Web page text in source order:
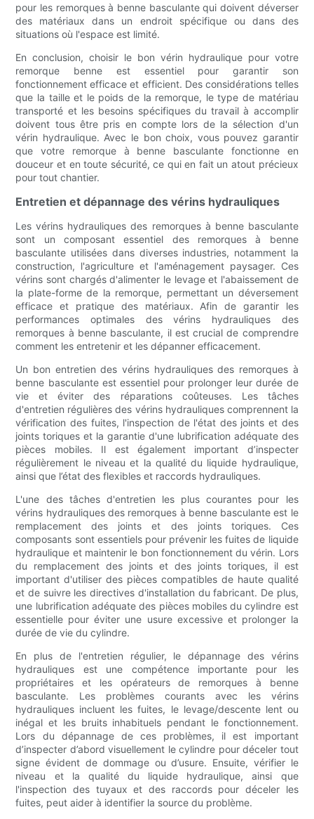
pour les remorques à benne basculante qui doivent déverser
des matériaux dans un endroit spécifique ou dans des
situations où l'espace est limité.
En conclusion, choisir le bon vérin hydraulique pour votre
remorque benne est essentiel pour garantir son
fonctionnement efficace et efficient. Des considérations telles
que la taille et le poids de la remorque, le type de matériau
transporté et les besoins spécifiques du travail à accomplir
doivent tous être pris en compte lors de la sélection d'un
vérin hydraulique. Avec le bon choix, vous pouvez garantir
que votre remorque à benne basculante fonctionne en
douceur et en toute sécurité, ce qui en fait un atout précieux
pour tout chantier.
Entretien et dépannage des vérins hydrauliques
Les vérins hydrauliques des remorques à benne basculante
sont un composant essentiel des remorques à benne
basculante utilisées dans diverses industries, notamment la
construction, l'agriculture et l'aménagement paysager. Ces
vérins sont chargés d'alimenter le levage et l'abaissement de
la plate-forme de la remorque, permettant un déversement
efficace et pratique des matériaux. Afin de garantir les
performances optimales des vérins hydrauliques des
remorques à benne basculante, il est crucial de comprendre
comment les entretenir et les dépanner efficacement.
Un bon entretien des vérins hydrauliques des remorques à
benne basculante est essentiel pour prolonger leur durée de
vie et éviter des réparations coûteuses. Les tâches
d'entretien régulières des vérins hydrauliques comprennent la
vérification des fuites, l'inspection de l'état des joints et des
joints toriques et la garantie d'une lubrification adéquate des
pièces mobiles. Il est également important d’inspecter
régulièrement le niveau et la qualité du liquide hydraulique,
ainsi que l’état des flexibles et raccords hydrauliques.
L'une des tâches d'entretien les plus courantes pour les
vérins hydrauliques des remorques à benne basculante est le
remplacement des joints et des joints toriques. Ces
composants sont essentiels pour prévenir les fuites de liquide
hydraulique et maintenir le bon fonctionnement du vérin. Lors
du remplacement des joints et des joints toriques, il est
important d'utiliser des pièces compatibles de haute qualité
et de suivre les directives d'installation du fabricant. De plus,
une lubrification adéquate des pièces mobiles du cylindre est
essentielle pour éviter une usure excessive et prolonger la
durée de vie du cylindre.
En plus de l'entretien régulier, le dépannage des vérins
hydrauliques est une compétence importante pour les
propriétaires et les opérateurs de remorques à benne
basculante. Les problèmes courants avec les vérins
hydrauliques incluent les fuites, le levage/descente lent ou
inégal et les bruits inhabituels pendant le fonctionnement.
Lors du dépannage de ces problèmes, il est important
d’inspecter d’abord visuellement le cylindre pour déceler tout
signe évident de dommage ou d’usure. Ensuite, vérifier le
niveau et la qualité du liquide hydraulique, ainsi que
l'inspection des tuyaux et des raccords pour déceler les
fuites, peut aider à identifier la source du problème.